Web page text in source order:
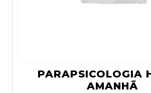
PARAPSICOLOGIA
AMANHÃ